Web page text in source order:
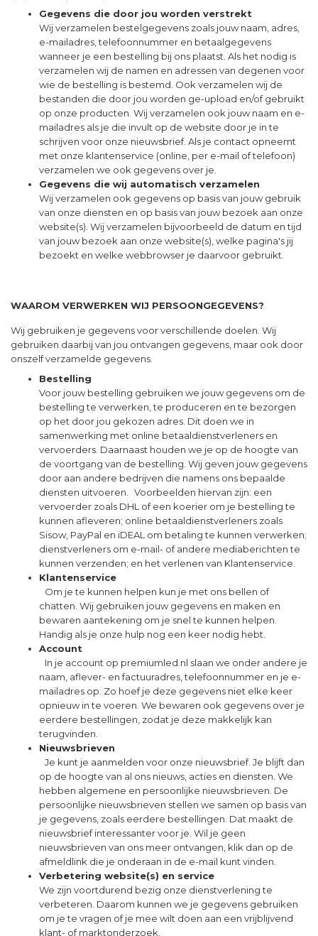
Gegevens die door jou worden verstrekt
Wij verzamelen bestelgegevens zoals jouw naam, adres,
e-mailadres, telefoonnummer en betaalgegevens
wanneer je een bestelling bij ons plaatst. Als het nodig is
verzamelen wij de namen en adressen van degenen voor
wie de bestelling is bestemd. Ook verzamelen wij de
bestanden die door jou worden ge-upload en/of gebruikt
op onze producten. Wij verzamelen ook jouw naam en e-
mailadres als je die invult op de website door je in te
schrijven voor onze nieuwsbrief. Als je contact opneemt
met onze klantenservice (online, per e-mail of telefoon)
verzamelen we ook gegevens over je.
Gegevens die wij automatisch verzamelen
Wij verzamelen ook gegevens op basis van jouw gebruik
van onze diensten en op basis van jouw bezoek aan onze
website(s). Wij verzamelen bijvoorbeeld de datum en tijd
van jouw bezoek aan onze website(s), welke pagina's jij
bezoekt en welke webbrowser je daarvoor gebruikt.
WAAROM VERWERKEN WIJ PERSOONGEGEVENS?
Wij gebruiken je gegevens voor verschillende doelen. Wij
gebruiken daarbij van jou ontvangen gegevens, maar ook door
onszelf verzamelde gegevens.
Bestelling
Voor jouw bestelling gebruiken we jouw gegevens om de
bestelling te verwerken, te produceren en te bezorgen
op het door jou gekozen adres. Dit doen we in
samenwerking met online betaaldienstverleners en
vervoerders. Daarnaast houden we je op de hoogte van
de voortgang van de bestelling. Wij geven jouw gegevens
door aan andere bedrijven die namens ons bepaalde
diensten uitvoeren. Voorbeelden hiervan zijn: een
vervoerder zoals DHL of een koerier om je bestelling te
kunnen afleveren; online betaaldienstverleners zoals
Sisow, PayPal en iDEAL om betaling te kunnen verwerken;
dienstverleners om e-mail- of andere mediaberichten te
kunnen verzenden; en het verlenen van Klantenservice.
Klantenservice
Om je te kunnen helpen kun je met ons bellen of
chatten. Wij gebruiken jouw gegevens en maken en
bewaren aantekening om je snel te kunnen helpen.
Handig als je onze hulp nog een keer nodig hebt.
Account
In je account op premiumled.nl slaan we onder andere je
naam, aflever- en factuuradres, telefoonnummer en je e-
mailadres op. Zo hoef je deze gegevens niet elke keer
opnieuw in te voeren. We bewaren ook gegevens over je
eerdere bestellingen, zodat je deze makkelijk kan
terugvinden.
Nieuwsbrieven
Je kunt je aanmelden voor onze nieuwsbrief. Je blijft dan
op de hoogte van al ons nieuws, acties en diensten. We
hebben algemene en persoonlijke nieuwsbrieven. De
persoonlijke nieuwsbrieven stellen we samen op basis van
je gegevens, zoals eerdere bestellingen. Dat maakt de
nieuwsbrief interessanter voor je. Wil je geen
nieuwsbrieven van ons meer ontvangen, klik dan op de
afmeldlink die je onderaan in de e-mail kunt vinden.
Verbetering website(s) en service
We zijn voortdurend bezig onze dienstverlening te
verbeteren. Daarom kunnen we je gegevens gebruiken
om je te vragen of je mee wilt doen aan een vrijblijvend
klant- of marktonderzoek.